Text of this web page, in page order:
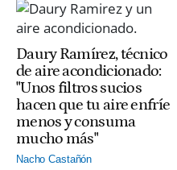
Daury Ramírez, técnico
de aire acondicionado:
"Unos filtros sucios
hacen que tu aire enfríe
menos y consuma
mucho más"
Nacho Castañón